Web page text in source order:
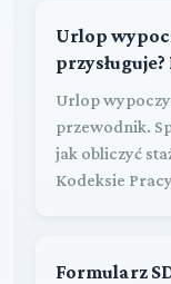
Urlop
Urlop
przewodnik.
jak obliczyć
Kodeksie
Formularz